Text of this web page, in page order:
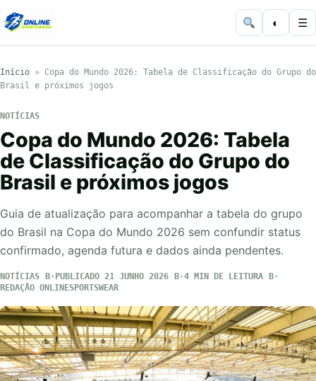
◐ ☰
Início » Copa do Mundo 2026: Tabela de Classificação do Grupo do
Brasil e próximos jogos
NOTÍCIAS
Copa do Mundo 2026: Tabela
de Classificação do Grupo do
Brasil e próximos jogos
Guia de atualização para acompanhar a tabela do grupo
do Brasil na Copa do Mundo 2026 sem confundir status
confirmado, agenda futura e dados ainda pendentes.
NOTÍCIAS PUBLICADO 21 JUNHO 2026
4 MIN DE LEITURA
REDAÇÃO ONLINESPORTSWEAR